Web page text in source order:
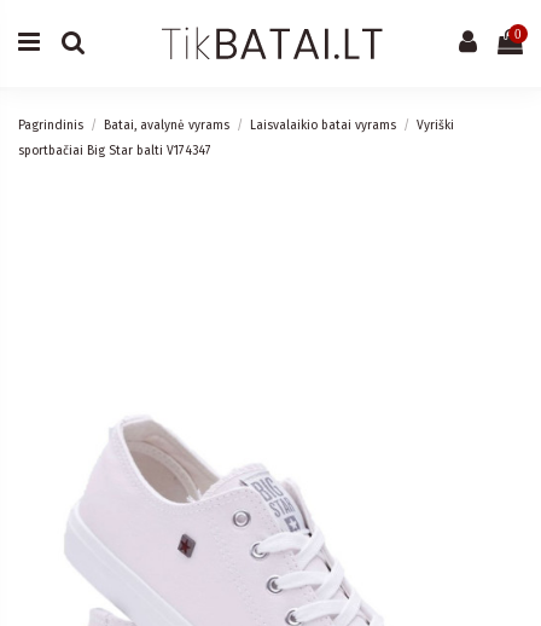
0
Pagrindinis Batai, avalynė vyrams Laisvalaikio batai vyrams
Vyriški
sportbačiai Big Star balti V174347